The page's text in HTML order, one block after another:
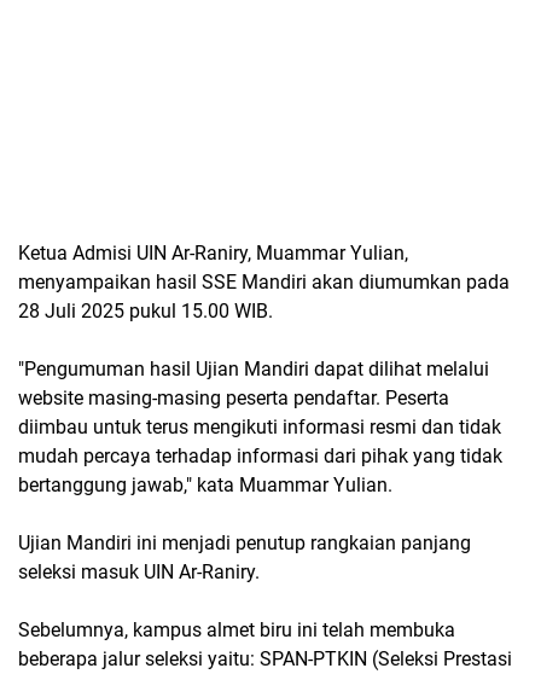
Ketua Admisi UIN Ar-Raniry, Muammar Yulian,
menyampaikan hasil SSE Mandiri akan diumumkan pada
28 Juli 2025 pukul 15.00 WIB.
"Pengumuman hasil Ujian Mandiri dapat dilihat melalui
website masing-masing peserta pendaftar. Peserta
diimbau untuk terus mengikuti informasi resmi dan tidak
mudah percaya terhadap informasi dari pihak yang tidak
bertanggung jawab," kata Muammar Yulian.
Ujian Mandiri ini menjadi penutup rangkaian panjang
seleksi masuk UIN Ar-Raniry.
Sebelumnya, kampus almet biru ini telah membuka
beberapa jalur seleksi yaitu: SPAN-PTKIN (Seleksi Prestasi